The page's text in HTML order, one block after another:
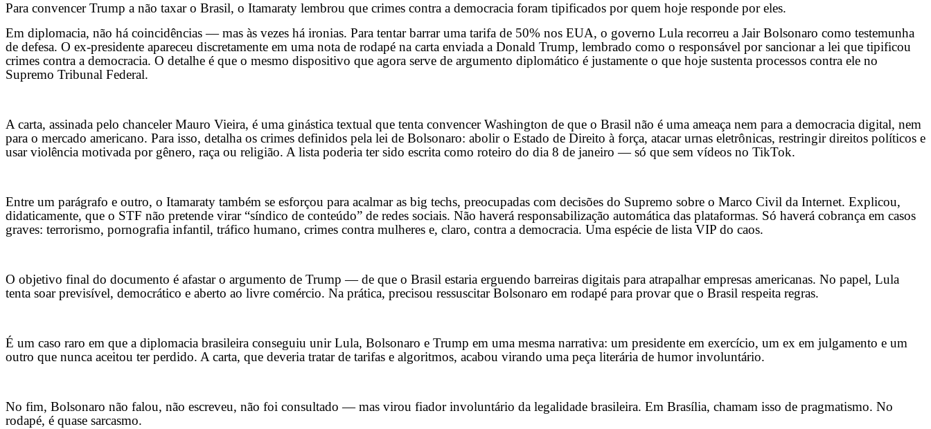
Para convencer Trump a não taxar o Brasil, o Itamaraty lembrou que crimes contra a democracia foram tipificados por quem hoje responde por eles.
Em diplomacia, não há coincidências — mas às vezes há ironias. Para tentar barrar uma tarifa de 50% nos EUA, o governo Lula recorreu a Jair Bolsonaro como testemunha
de defesa. O ex-presidente apareceu discretamente em uma nota de rodapé na carta enviada a Donald Trump, lembrado como o responsável por sancionar a lei que tipificou
crimes contra a democracia. O detalhe é que o mesmo dispositivo que agora serve de argumento diplomático é justamente o que hoje sustenta processos contra ele no
Supremo Tribunal Federal.
A carta, assinada pelo chanceler Mauro Vieira, é uma ginástica textual que tenta convencer Washington de que o Brasil não é uma ameaça nem para a democracia digital, nem
para o mercado americano. Para isso, detalha os crimes definidos pela lei de Bolsonaro: abolir o Estado de Direito à força, atacar urnas eletrônicas, restringir direitos políticos e
usar violência motivada por gênero, raça ou religião. A lista poderia ter sido escrita como roteiro do dia 8 de janeiro — só que sem vídeos no TikTok.
Entre um parágrafo e outro, o Itamaraty também se esforçou para acalmar as big techs, preocupadas com decisões do Supremo sobre o Marco Civil da Internet. Explicou,
didaticamente, que o STF não pretende virar “síndico de conteúdo” de redes sociais. Não haverá responsabilização automática das plataformas. Só haverá cobrança em casos
graves: terrorismo, pornografia infantil, tráfico humano, crimes contra mulheres e, claro, contra a democracia. Uma espécie de lista VIP do caos.
O objetivo final do documento é afastar o argumento de Trump — de que o Brasil estaria erguendo barreiras digitais para atrapalhar empresas americanas. No papel, Lula
tenta soar previsível, democrático e aberto ao livre comércio. Na prática, precisou ressuscitar Bolsonaro em rodapé para provar que o Brasil respeita regras.
É um caso raro em que a diplomacia brasileira conseguiu unir Lula, Bolsonaro e Trump em uma mesma narrativa: um presidente em exercício, um ex em julgamento e um
outro que nunca aceitou ter perdido. A carta, que deveria tratar de tarifas e algoritmos, acabou virando uma peça literária de humor involuntário.
No fim, Bolsonaro não falou, não escreveu, não foi consultado — mas virou fiador involuntário da legalidade brasileira. Em Brasília, chamam isso de pragmatismo. No
rodapé, é quase sarcasmo.